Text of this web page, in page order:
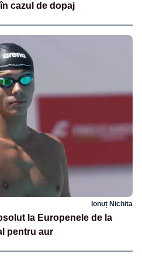
cazul de dopaj
Ionuț Nichita
la Europenele de la
pentru aur